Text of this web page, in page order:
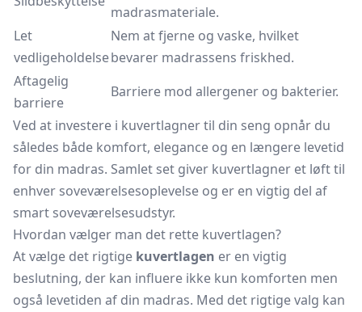
madrasmateriale.
Let
vedligeholdelse
Nem at fjerne og vaske, hvilket
bevarer madrassens friskhed.
Aftagelig
barriere
Barriere mod allergener og bakterier.
Ved at investere i kuvertlagner til din seng opnår du
således både komfort, elegance og en længere levetid
for din madras. Samlet set giver kuvertlagner et løft til
enhver soveværelsesoplevelse og er en vigtig del af
smart soveværelsesudstyr.
Hvordan vælger man det rette kuvertlagen?
At vælge det rigtige kuvertlagen er en vigtig
beslutning, der kan influere ikke kun komforten men
også levetiden af din madras. Med det rigtige valg kan